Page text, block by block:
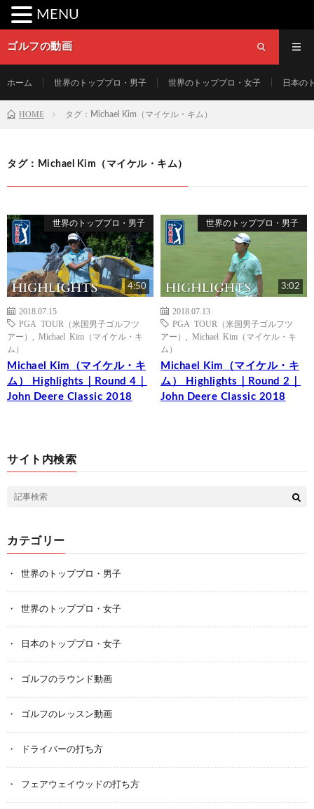
ゴルフの動画
ホーム 世界のトッププロ・男子 世界のトッププロ・女子 日本の
HOME タグ：Michael Kim（マイケル・キム）
タグ：Michael Kim（マイケル・キム）
世界のトッププロ・男子
4:50
2018.07.15
PGA TOUR（米国男子ゴルフツ
アー）
Michael Kim（マイケル・キ
ム）
Michael Kim（マイケル・キ
ム） Highlights｜Round 4｜
John Deere Classic 2018
世界のトッププロ・男子
3:02
2018.07.13
PGA TOUR（米国男子ゴルフツ
アー）
Michael Kim（マイケル・キ
ム）
Michael Kim（マイケル・キ
ム） Highlights｜Round 2｜
John Deere Classic 2018
サイト内検索
カテゴリー
世界のトッププロ・男子
世界のトッププロ・女子
日本のトッププロ・女子
ゴルフのラウンド動画
ゴルフのレッスン動画
ドライバーの打ち方
フェアウェイウッドの打ち方
MENU